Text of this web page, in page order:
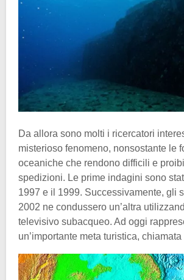
Da allora sono molti i ricercatori
misterioso fenomeno, nonsostante le
oceaniche che rendono difficili e
spedizioni. Le prime indagini sono
1997 e il 1999. Successivamente, gli
2002 ne condussero un’altra
televisivo subacqueo. Ad oggi
un’importante meta turistica, chiamata